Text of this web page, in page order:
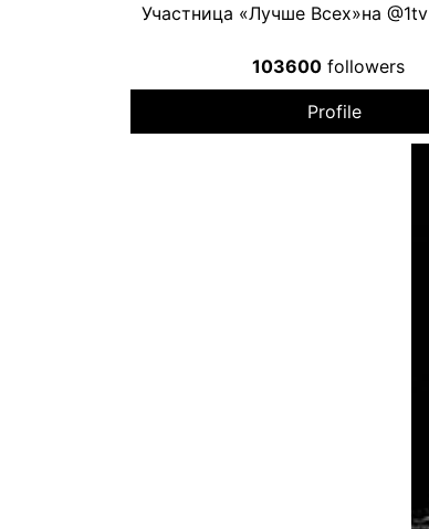
Участница «Лучше Всех»на @1tv
103600 followers
Profile